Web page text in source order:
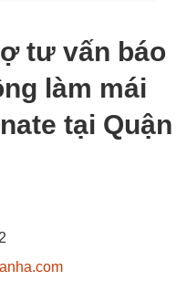
tư vấn báo
làm mái
tại Quận